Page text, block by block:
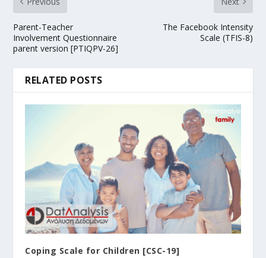
Parent-Teacher
Involvement Questionnaire
parent version [PTIQPV-26]
The Facebook Intensity
Scale (TFIS-8)
RELATED POSTS
Coping Scale for Children [CSC-19]